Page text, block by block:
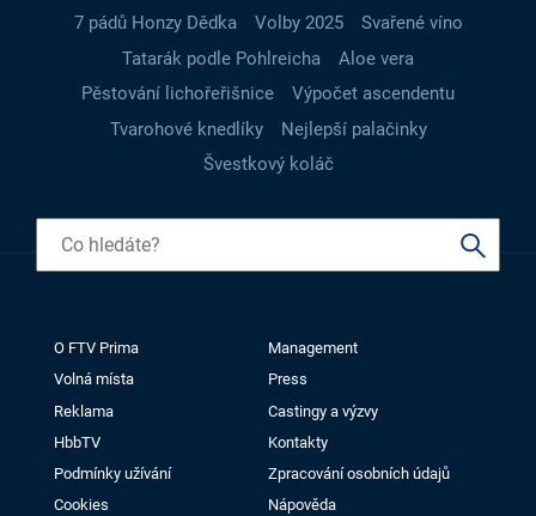
7 pádů Honzy Dědka
Volby 2025
Svařené víno
Tatarák podle Pohlreicha
Aloe vera
Pěstování lichořeřišnice
Výpočet ascendentu
Tvarohové knedlíky
Nejlepší palačinky
Švestkový koláč
O FTV Prima
Management
Volná místa
Press
Reklama
Castingy a výzvy
HbbTV
Kontakty
Podmínky užívání
Zpracování osobních údajů
Cookies
Nápověda